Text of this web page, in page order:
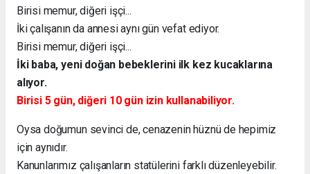
Birisi memur, diğeri işçi...
İki çalışanın da annesi aynı gün vefat ediyor.
Birisi memur, diğeri işçi...
İki baba, yeni doğan bebeklerini ilk kez kucaklarına
alıyor.
Birisi 5 gün, diğeri 10 gün izin kullanabiliyor.
Oysa doğumun sevinci de, cenazenin hüznü de hepimiz
için aynıdır.
Kanunlarımız çalışanların statülerini farklı düzenleyebilir.